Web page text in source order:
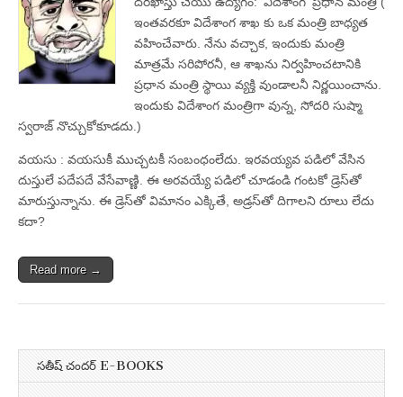
ఇంతవరకూ విదేశాంగ శాఖ కు ఒక మంత్రి బాధ్యత
వహించేవారు. నేను వచ్చాక, ఇందుకు మంత్రి
మాత్రమే సరిపోరనీ, ఆ శాఖను నిర్వహించటానికి
ప్రధాన మంత్రి స్థాయి వ్యక్తి వుండాలనీ నిర్ణయించాను.
ఇందుకు విదేశాంగ మంత్రిగా వున్న, సోదరి సుష్మా
స్వరాజ్‌ నొచ్చుకోకూడదు.)
వయసు : వయసుకీ ముచ్చటకీ సంబంధంలేదు. ఇరవయ్యవ పడిలో వేసిన
దుస్తులే పదేపదే వేసేవాణ్ణి. ఈ అరవయ్యే పడిలో చూడండి గంటకో డ్రెస్‌తో
మారుస్తున్నాను. ఈ డ్రెస్‌తో విమానం ఎక్కితే, అడ్రస్‌తో దిగాలని రూలు లేదు
కదా?
Read more →
సతీష్ చందర్ E-BOOKS